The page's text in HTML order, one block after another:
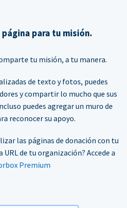
para tu misión.
tu misión, a tu manera.
de texto y fotos, puedes
y compartir lo mucho que sus
puedes agregar un muro de
reconocer su apoyo.
las páginas de donación con tu
de tu organización? Accede a
Premium